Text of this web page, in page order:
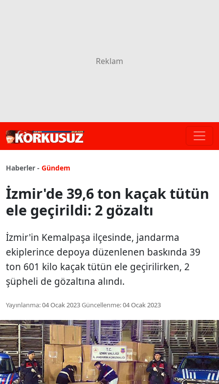
Haberler - Gündem
İzmir'de 39,6 ton kaçak tütün
ele geçirildi: 2 gözaltı
İzmir'in Kemalpaşa ilçesinde, jandarma
ekiplerince depoya düzenlenen baskında 39
ton 601 kilo kaçak tütün ele geçirilirken, 2
şüpheli de gözaltına alındı.
Yayınlanma:04 Ocak 2023Güncellenme:04 Ocak 2023